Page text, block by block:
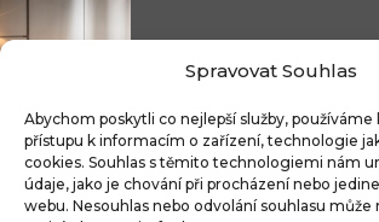
Spravovat Souhlas
Abychom poskytli co nejlepší služby, používáme
přístupu k informacím o zařízení, technologie
cookies. Souhlas s těmito technologiemi nám
údaje, jako je chování při procházení nebo
webu. Nesouhlas nebo odvolání souhlasu může
Čistitelné látky s technologií